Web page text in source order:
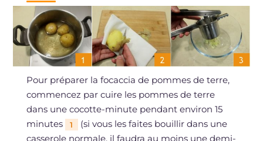
Pour préparer la focaccia de pommes de terre,
commencez par cuire les pommes de terre
dans une cocotte-minute pendant environ 15
minutes
1
(si vous les faites bouillir dans une
casserole normale, il faudra au moins une demi-